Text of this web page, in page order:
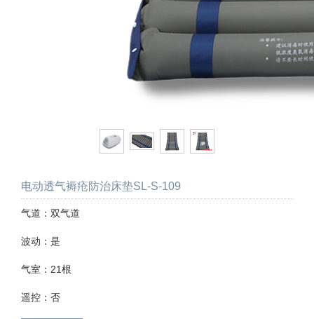
电动透气褥疮防治床垫SL-S-109
气道：双气道
波动：是
气室：21根
遥控：否